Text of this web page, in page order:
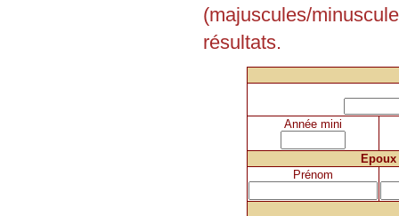
(majuscules/
résultats.
Année mini
Epoux
Prénom